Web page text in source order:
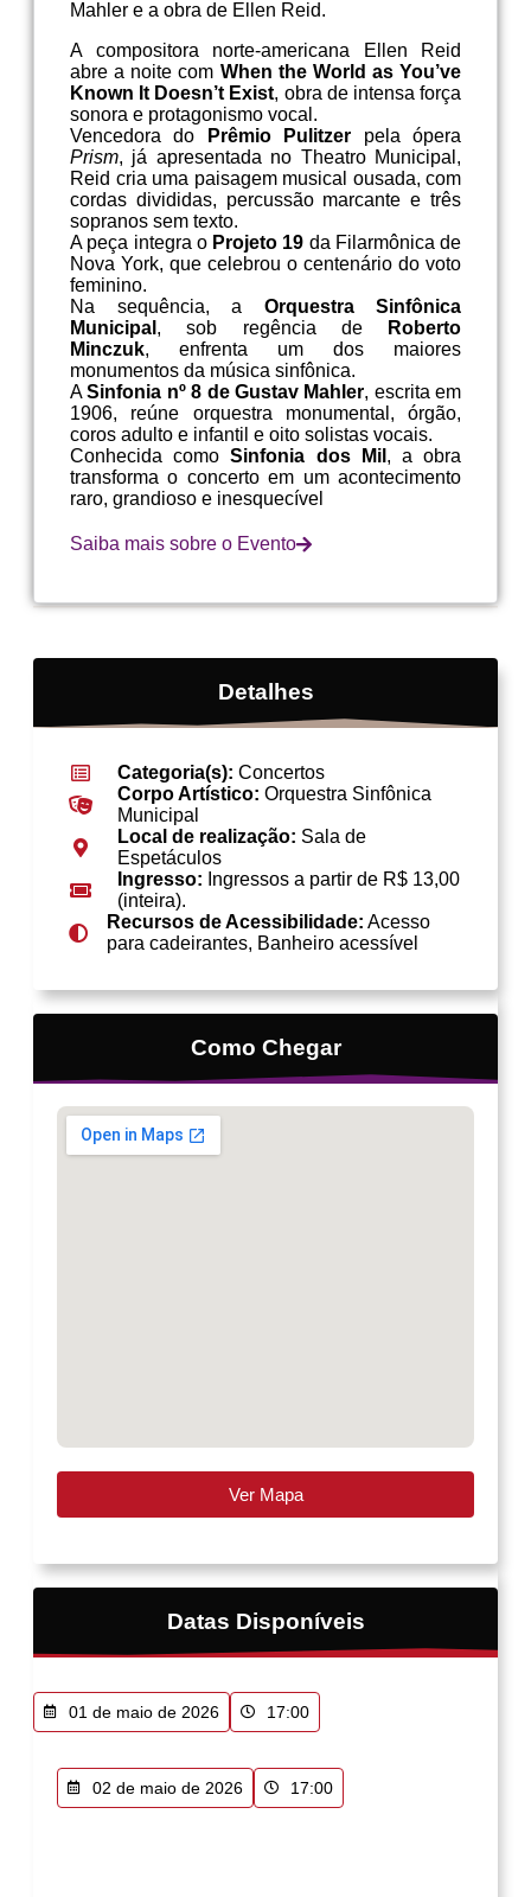
Mahler e a obra de Ellen Reid.
A compositora norte-americana Ellen Reid
abre a noite com When the World as You’ve
Known It Doesn’t Exist, obra de intensa força
sonora e protagonismo vocal.
Vencedora do
Prêmio Pulitzer pela ópera
Prism, já apresentada no Theatro Municipal,
Reid cria uma paisagem musical ousada, com
cordas divididas, percussão marcante e três
sopranos sem texto.
A peça integra o Projeto 19 da Filarmônica de
Nova York, que celebrou o centenário do voto
feminino.
Na sequência, a Orquestra Sinfônica
Municipal , sob regência de
Roberto
Minczuk, enfrenta um dos maiores
monumentos da música sinfônica.
ASinfonia nº 8 de Gustav Mahler, escrita em
1906, reúne orquestra monumental, órgão,
coros adulto e infantil e oito solistas vocais.
Conhecida comoSinfonia dos Mil , a obra
transforma o concerto em um acontecimento
raro, grandioso e inesquecível
Saiba mais sobre o Evento
Detalhes
Categoria(s): Concertos
Corpo Artístico: Orquestra Sinfônica
Municipal
Local de realização: Sala de
Espetáculos
Ingresso: Ingressos a partir de R$ 13,00
(inteira).
Recursos de Acessibilidade: Acesso
para cadeirantes, Banheiro acessível
Como Chegar
Ver Mapa
Datas Disponíveis
01 de maio de 2026 17:00
02 de maio de 2026 17:00